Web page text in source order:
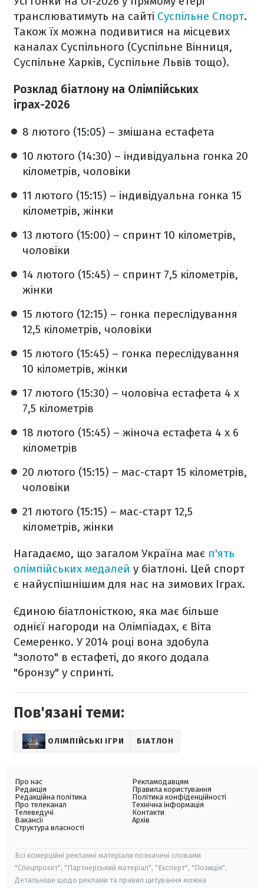
транслюватимуть на сайті Суспільне Спорт.
Також їх можна подивитися на місцевих
каналах Суспільного (Суспільне Вінниця,
Суспільне Харків, Суспільне Львів тощо).
Розклад біатлону на Олімпійських
іграх-2026
8 лютого (15:05) – змішана естафета
10 лютого (14:30) – індивідуальна гонка 20
кілометрів, чоловіки
11 лютого (15:15) – індивідуальна гонка 15
кілометрів, жінки
13 лютого (15:00) – спринт 10 кілометрів,
чоловіки
14 лютого (15:45) – спринт 7,5 кілометрів,
жінки
15 лютого (12:15) – гонка переслідування
12,5 кілометрів, чоловіки
15 лютого (15:45) – гонка переслідування
10 кілометрів, жінки
17 лютого (15:30) – чоловіча естафета 4 х
7,5 кілометрів
18 лютого (15:45) – жіноча естафета 4 х 6
кілометрів
20 лютого (15:15) – мас-старт 15 кілометрів,
чоловіки
21 лютого (15:15) – мас-старт 12,5
кілометрів, жінки
Нагадаємо, що загалом Україна має п'ять
олімпійських медалей у біатлоні. Цей спорт
є найуспішнішим для нас на зимових Іграх.
Єдиною біатлоністкою, яка має більше
однієї нагороди на Олімпіадах, є Віта
Семеренко. У 2014 році вона здобула
"золото" в естафеті, до якого додала
"бронзу" у спринті.
Пов'язані теми:
ОЛІМПІЙСЬКІ ІГРИ БІАТЛОН
Про нас
Редакція
Редакційна політика
Про телеканал
Телеведучі
Вакансії
Структура власності
Рекламодавцям
Правила користування
Політика конфіденційності
Технічна інформація
Контакти
Архів
Всі комерційні рекламні матеріали позначені словами
"Спецпроєкт", "Партнерський матеріал", "Експерт", "Позиція".
Детальніше щодо реклами та правил цитування можна